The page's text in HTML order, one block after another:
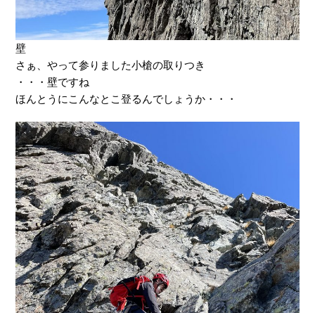
壁
さぁ、やって参りました小槍の取りつき
・・・壁ですね
ほんとうにこんなとこ登るんでしょうか・・・